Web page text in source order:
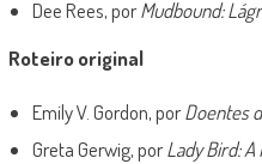
Dee Rees, porMudbound:
Roteiro original
Emily V. Gordon, porDoentes
Greta Gerwig, porLady Bird: A